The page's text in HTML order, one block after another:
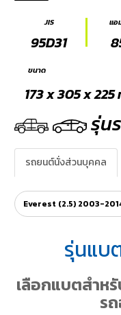
JIS
95D31
แอ
ขนาด
173 x 305 x 225
รุ่น
รถยนต์นั่งส่วนบุคคล
Everest (2.5) 2003-
รุ่นแบ
เลือกแบตสำห
ร